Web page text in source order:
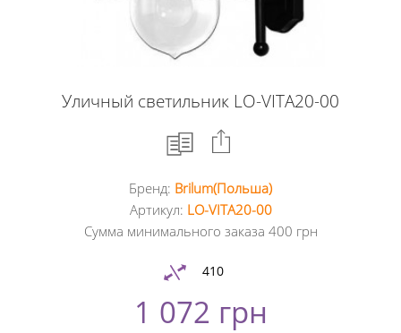
Уличный светильник LO-VITA20-00
Facebook
Twitter
Бренд: Brilum(Польша)
Артикул: LO-VITA20-00
Сумма минимального заказа 400 грн
410
1 072 грн